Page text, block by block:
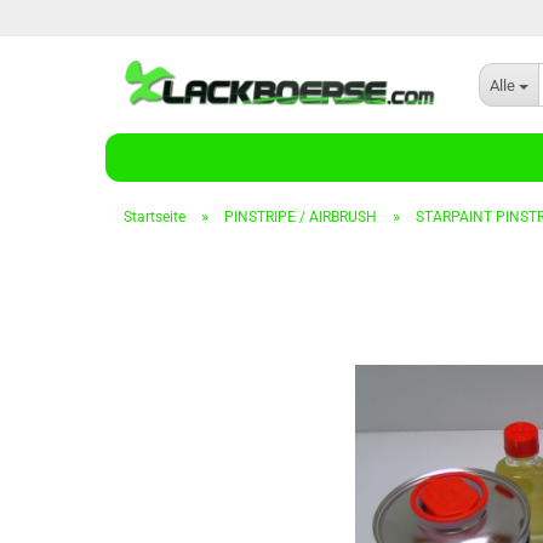
Alle
Startseite » PINSTRIPE / AIRBRUSH » STARPAINT